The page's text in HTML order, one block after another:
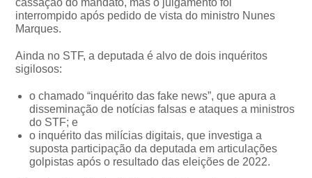
interrompido após pedido de vista do ministro Nunes
Marques.
Ainda no STF, a deputada é alvo de dois inquéritos
sigilosos:
o chamado “inquérito das fake news”, que apura a
disseminação de notícias falsas e ataques a ministros
do STF; e
o inquérito das milícias digitais, que investiga a
suposta participação da deputada em articulações
golpistas após o resultado das eleições de 2022.